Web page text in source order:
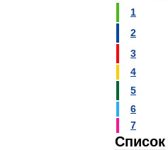
1
2
3
4
5
6
7
Список